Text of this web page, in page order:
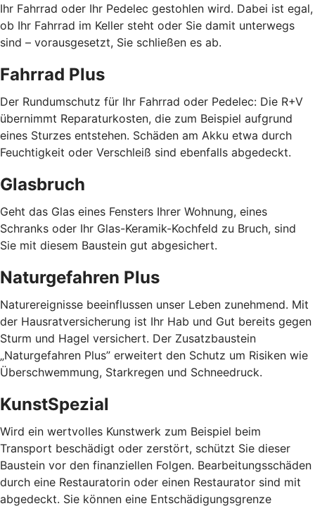
Ihr Fahrrad oder Ihr Pedelec gestohlen wird. Dabei ist egal,
ob Ihr Fahrrad im Keller steht oder Sie damit unterwegs
sind – vorausgesetzt, Sie schließen es ab.
Fahrrad Plus
Der Rundumschutz für Ihr Fahrrad oder Pedelec: Die R+V
übernimmt Reparaturkosten, die zum Beispiel aufgrund
eines Sturzes entstehen. Schäden am Akku etwa durch
Feuchtigkeit oder Verschleiß sind ebenfalls abgedeckt.
Glasbruch
Geht das Glas eines Fensters Ihrer Wohnung, eines
Schranks oder Ihr Glas-Keramik-Kochfeld zu Bruch, sind
Sie mit diesem Baustein gut abgesichert.
Naturgefahren Plus
Naturereignisse beeinflussen unser Leben zunehmend. Mit
der Hausratversicherung ist Ihr Hab und Gut bereits gegen
Sturm und Hagel versichert. Der Zusatzbaustein
„Naturgefahren Plus” erweitert den Schutz um Risiken wie
Überschwemmung, Starkregen und Schneedruck.
KunstSpezial
Wird ein wertvolles Kunstwerk zum Beispiel beim
Transport beschädigt oder zerstört, schützt Sie dieser
Baustein vor den finanziellen Folgen. Bearbeitungsschäden
durch eine Restauratorin oder einen Restaurator sind mit
abgedeckt. Sie können eine Entschädigungsgrenze